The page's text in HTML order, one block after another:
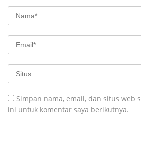
Simpan nama, email, dan situs web
ini untuk komentar saya berikutnya.